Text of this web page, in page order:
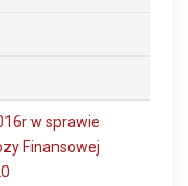
w sprawie
Finansowej